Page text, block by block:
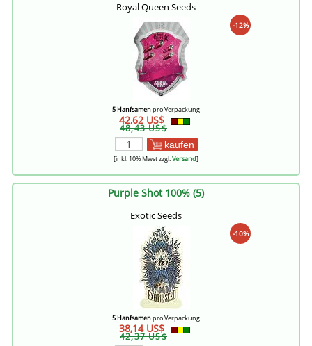
Royal Queen Seeds
-12%
5 Hanfsamenpro Verpackung
42,62 US$
48,43 US$
kaufen
[inkl. 10% Mwst zzgl.Versand]
Purple Shot 100% (5)
Exotic Seeds
-10%
5 Hanfsamenpro Verpackung
38,14 US$
42,37 US$